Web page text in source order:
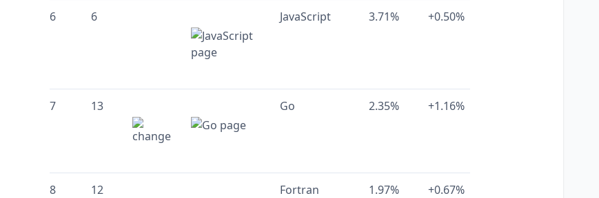
6 6 JavaScript 3.71% +0.50%
7 13 Go 2.35% +1.16%
8 12 Fortran 1.97% +0.67%